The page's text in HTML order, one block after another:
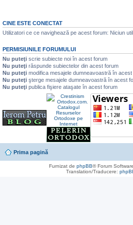
t
i
t
e
c
i
t
CINE ESTE CONECTAT
Utilizatori ce ce navighează pe acest forum: Niciun
PERMISIUNILE FORUMULUI
Nu puteţi scrie subiecte noi în acest forum
Nu puteţi răspunde subiectelor din acest forum
Nu puteţi modifica mesajele dumneavoastră în
Nu puteţi şterge mesajele dumneavoastră în acest
Nu puteţi publica fişiere ataşate în acest forum
Prima pagină
Furnizat dephpBB® Forum
Translation/Traducere: